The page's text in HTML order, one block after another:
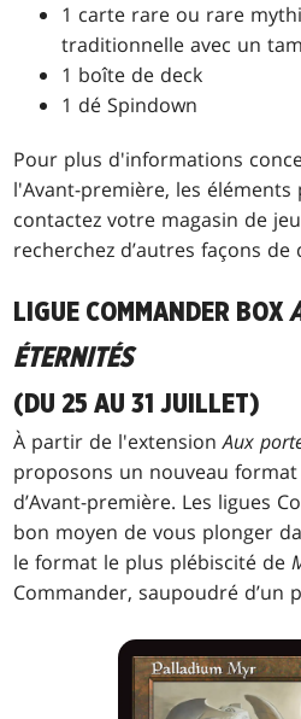
1 carte rare ou rare
traditionnelle avec un
1 boîte de deck
1 dé Spindown
Pour plus d'informations
l'Avant-première, les
contactez votre magasin de
recherchez d’autres façons
LIGUE COMMANDER BOX
ÉTERNITÉS
(DU 25 AU 31 JUILLET)
À partir de l'extensionAux
proposons un nouveau
d’Avant-première. Les ligues
bon moyen de vous plonger
le format le plus plébiscité de
Commander, saupoudré d’un